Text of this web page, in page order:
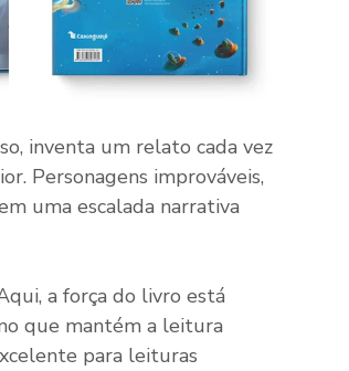
inventa um relato cada vez
Personagens improváveis,
uma escalada narrativa
a força do livro está
que mantém a leitura
para leituras